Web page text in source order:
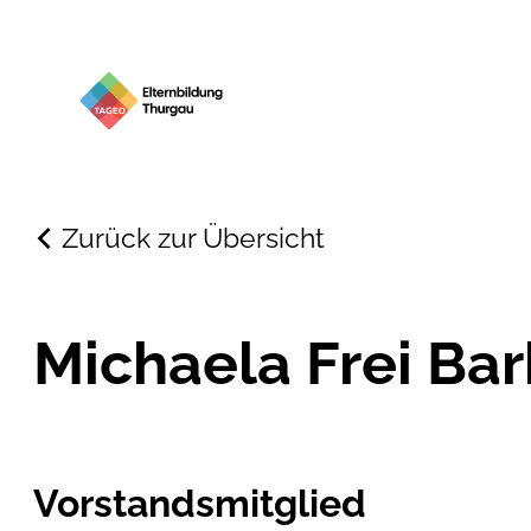
Zurück zur Übersicht
Michaela Frei
Vorstandsmitglied